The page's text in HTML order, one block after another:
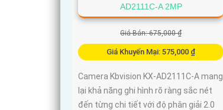
AD2111C-A 2MP
Giá Bán: 675,000 ₫
Giá Khuyến Mại: 575,000 ₫
Camera Kbvision KX-AD2111C-A mang
lại khả năng ghi hình rõ ràng sắc nét
đến từng chi tiết với độ phân giải 2.0